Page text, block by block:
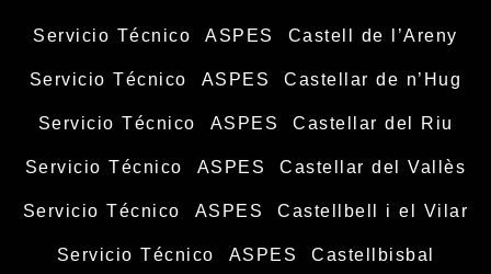
Servicio Técnico ASPES Castell de l’Areny
Servicio Técnico ASPES Castellar de n’Hug
Servicio Técnico ASPES Castellar del Riu
Servicio Técnico ASPES Castellar del Vallès
Servicio Técnico ASPES Castellbell i el Vilar
Servicio Técnico ASPES Castellbisbal